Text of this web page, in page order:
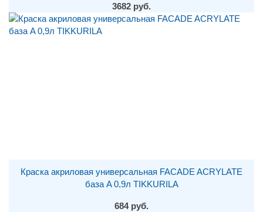
3682 руб.
Краска акриловая универсальная FACADE ACRYLATE
база A 0,9л TIKKURILA
684 руб.